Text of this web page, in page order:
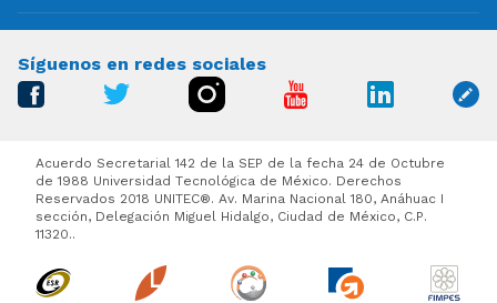
Síguenos en redes sociales
Acuerdo Secretarial 142 de la SEP de la fecha 24 de Octubre
de 1988 Universidad Tecnológica de México. Derechos
Reservados 2018 UNITEC®. Av. Marina Nacional 180, Anáhuac I
sección, Delegación Miguel Hidalgo, Ciudad de México, C.P.
11320..